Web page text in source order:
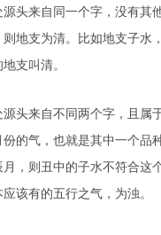
头来自同一个字，没有
地支为清。比如地支子
支叫清。
头来自不同两个字，且属
的气，也就是其中一个品
，则丑中的子水不符合这
该有的五行之气，为浊。